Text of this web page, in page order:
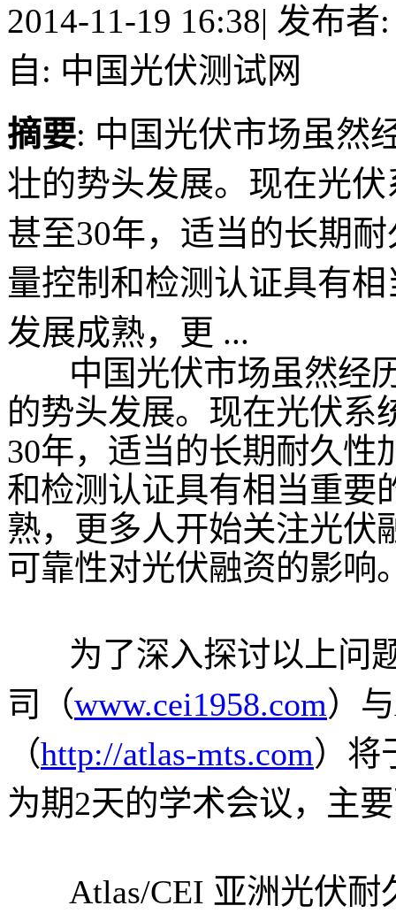
2014-11-19 16:38| 发布者
自: 中国光伏测试网
摘要: 中国光伏市场虽然
壮的势头发展。现在光
甚至30年，适当的长期
量控制和检测认证具有
发展成熟，更 ...
中国光伏市场虽然经历
的势头发展。现在光伏系
30年，适当的长期耐久性
和检测认证具有相当重要
熟，更多人开始关注光伏
可靠性对光伏融资的影响
为了深入探讨以上问题
司（www.cei1958.com）
（http://atlas-mts.com）将
为期2天的学术会议，主
Atlas/CEI 亚洲光伏